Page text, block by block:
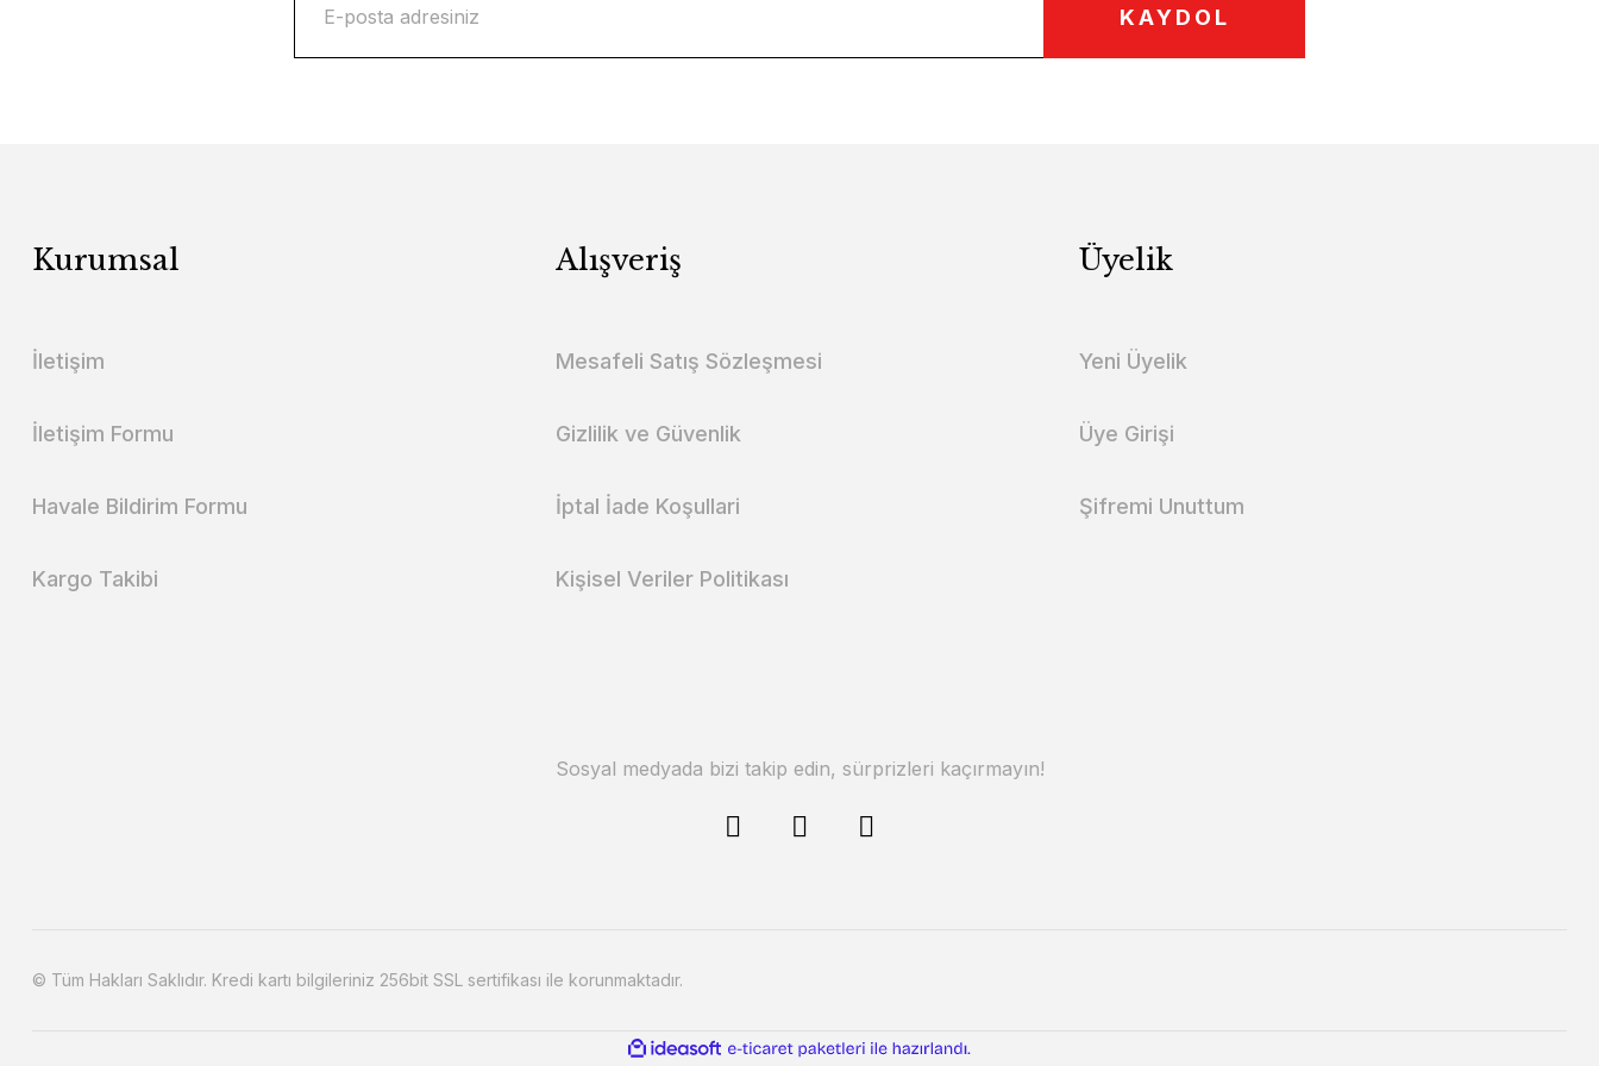
KAYDOL
Kurumsal
İletişim
İletişim Formu
Havale Bildirim Formu
Kargo Takibi
Alışveriş
Mesafeli Satış Sözleşmesi
Gizlilik ve Güvenlik
İptal İade Koşullari
Kişisel Veriler Politikası
Üyelik
Yeni Üyelik
Üye Girişi
Şifremi Unuttum
Sosyal medyada bizi takip edin, sürprizleri kaçırmayın!
© Tüm Hakları Saklıdır. Kredi kartı bilgileriniz 256bit SSL sertifikası ile korunmaktadır.
ideasoft
e-